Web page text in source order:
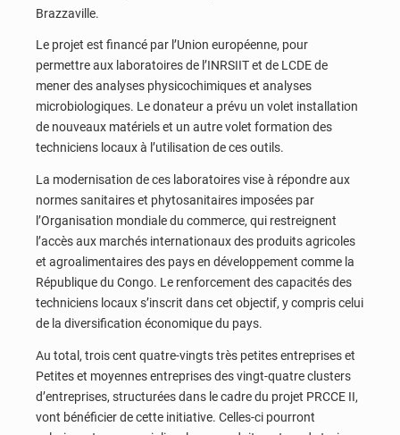
Brazzaville.
Le projet est financé par l’Union européenne, pour
permettre aux laboratoires de l’INRSIIT et de LCDE de
mener des analyses physicochimiques et analyses
microbiologiques. Le donateur a prévu un volet installation
de nouveaux matériels et un autre volet formation des
techniciens locaux à l’utilisation de ces outils.
La modernisation de ces laboratoires vise à répondre aux
normes sanitaires et phytosanitaires imposées par
l’Organisation mondiale du commerce, qui restreignent
l’accès aux marchés internationaux des produits agricoles
et agroalimentaires des pays en développement comme la
République du Congo. Le renforcement des capacités des
techniciens locaux s’inscrit dans cet objectif, y compris celui
de la diversification économique du pays.
Au total, trois cent quatre-vingts très petites entreprises et
Petites et moyennes entreprises des vingt-quatre clusters
d’entreprises, structurées dans le cadre du projet PRCCE II,
vont bénéficier de cette initiative. Celles-ci pourront